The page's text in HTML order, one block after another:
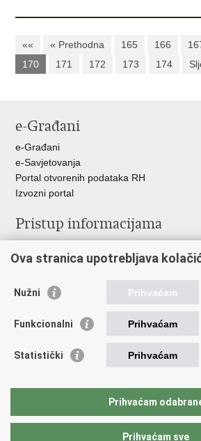
«« « Prethodna 165 166
170
171 172 173 174
e-Građani
e-Građani
e-Savjetovanja
Portal otvorenih podataka RH
Izvozni portal
Pristup informacijama
Izjava o pristupačnosti
Ravnopravnost spolova u MORH-u i OSRH
Važne poveznice
Vlada RH
Hrvatski Sabor
Ova stranica upotrebljava
Nužni Prihvaćam
Funkcionalni Prihvaćam
Statistički Prihvaćam
Prihvaćam
Prihvaćam sve